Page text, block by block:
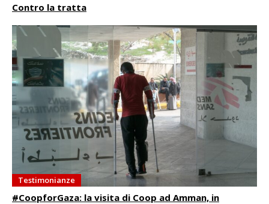
Contro la tratta
Testimonianze
#CoopforGaza: la visita di Coop ad Amman, in